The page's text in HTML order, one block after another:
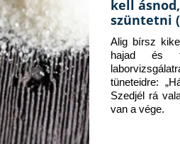
kell
szüntetni
Alig bírsz
hajad és
tüneteidre:
Szedjél rá
van a vége.